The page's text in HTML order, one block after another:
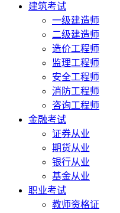
建筑考试
一级建造师
二级建造师
造价工程师
监理工程师
安全工程师
消防工程师
咨询工程师
金融考试
证券从业
期货从业
银行从业
基金从业
职业考试
教师资格证